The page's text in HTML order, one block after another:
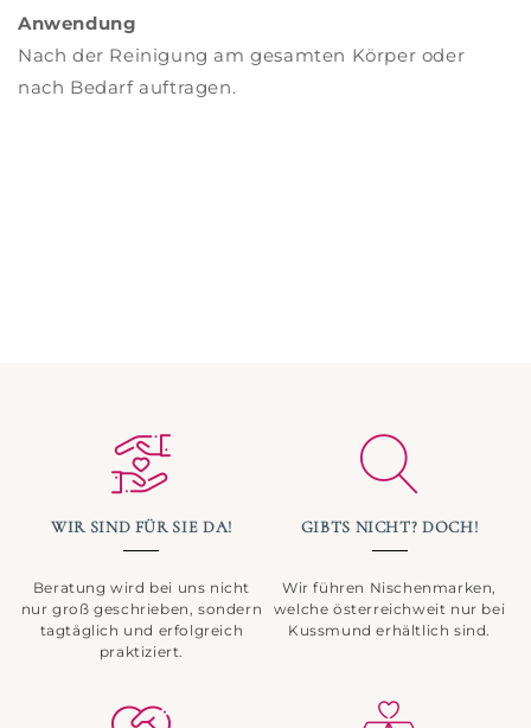
Anwendung
Nach der Reinigung am gesamten Körper oder
nach Bedarf auftragen.
WIR SIND FÜR SIE DA!
Beratung wird bei uns nicht
nur groß geschrieben, sondern
tagtäglich und erfolgreich
praktiziert.
GIBTS NICHT? DOCH!
Wir führen Nischenmarken,
welche österreichweit nur bei
Kussmund erhältlich sind.